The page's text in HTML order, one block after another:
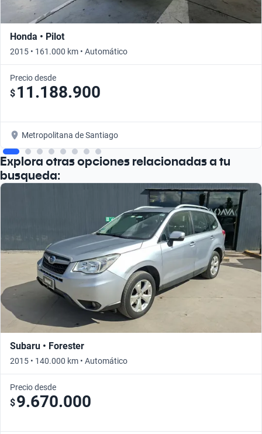
Honda • Pilot
2015 • 161.000 km • Automático
Precio desde
$ 11.188.900
Metropolitana de Santiago
Explora otras opciones relacionadas a tu
busqueda:
Subaru • Forester
2015 • 140.000 km • Automático
Precio desde
$9.670.000